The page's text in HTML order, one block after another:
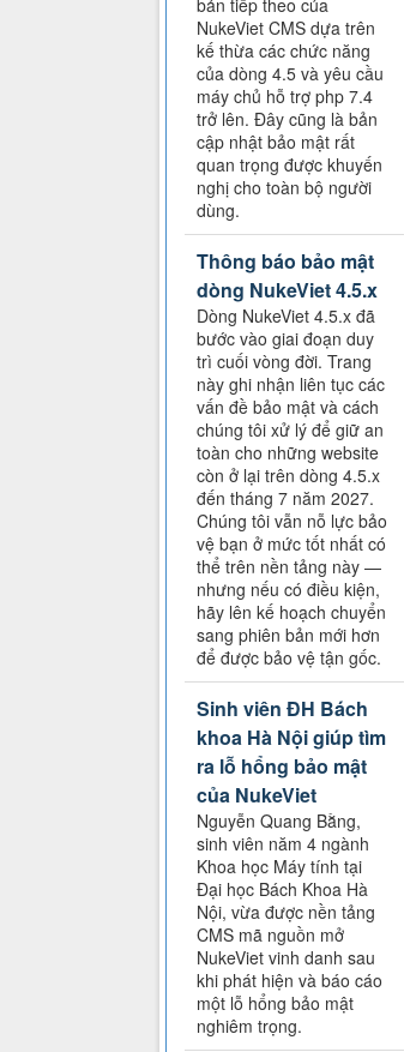
bản tiếp theo của
NukeViet CMS dựa trên
kế thừa các chức năng
của dòng 4.5 và yêu cầu
máy chủ hỗ trợ php 7.4
trở lên. Đây cũng là bản
cập nhật bảo mật rất
quan trọng được khuyến
nghị cho toàn bộ người
dùng.
Thông báo bảo mật
dòng NukeViet 4.5.x
Dòng NukeViet 4.5.x đã
bước vào giai đoạn duy
trì cuối vòng đời. Trang
này ghi nhận liên tục các
vấn đề bảo mật và cách
chúng tôi xử lý để giữ an
toàn cho những website
còn ở lại trên dòng 4.5.x
đến tháng 7 năm 2027.
Chúng tôi vẫn nỗ lực bảo
vệ bạn ở mức tốt nhất có
thể trên nền tảng này —
nhưng nếu có điều kiện,
hãy lên kế hoạch chuyển
sang phiên bản mới hơn
để được bảo vệ tận gốc.
Sinh viên ĐH Bách
khoa Hà Nội giúp tìm
ra lỗ hổng bảo mật
của NukeViet
Nguyễn Quang Bằng,
sinh viên năm 4 ngành
Khoa học Máy tính tại
Đại học Bách Khoa Hà
Nội, vừa được nền tảng
CMS mã nguồn mở
NukeViet vinh danh sau
khi phát hiện và báo cáo
một lỗ hổng bảo mật
nghiêm trọng.